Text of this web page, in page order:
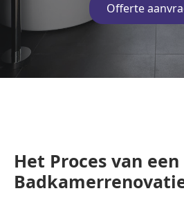
Offerte
Het Proces van een